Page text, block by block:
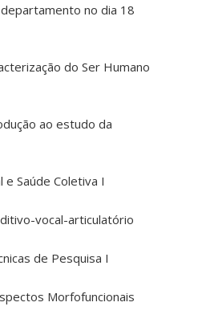
no dia 18
do Ser Humano
ao estudo da
e Saúde Coletiva I
vocal-articulatório
de Pesquisa I
Morfofuncionais